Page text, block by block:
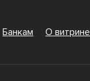
Банкам О витрине